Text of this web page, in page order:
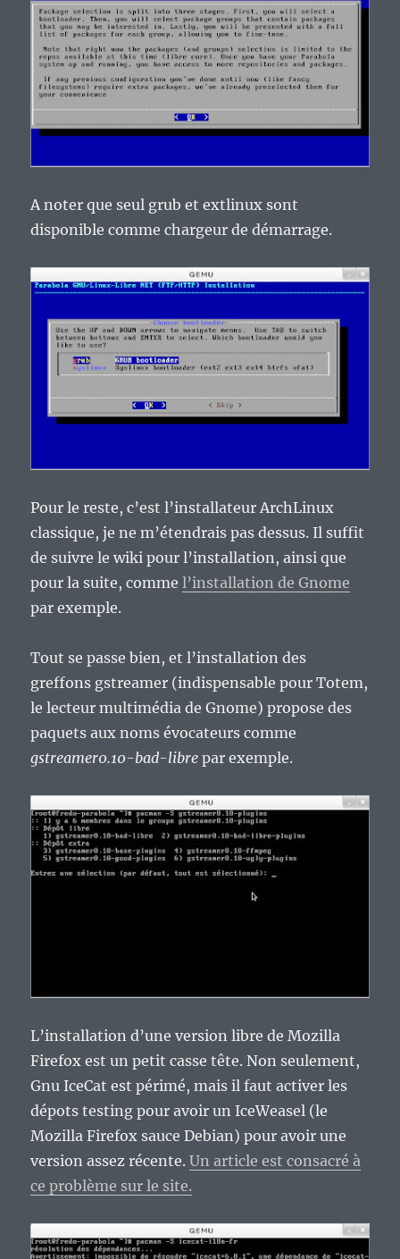
A noter que seul grub et extlinux sont
disponible comme chargeur de démarrage.
Pour le reste, c’est l’installateur ArchLinux
classique, je ne m’étendrais pas dessus. Il suffit
de suivre le wiki pour l’installation, ainsi que
pour la suite, commel’installation de Gnome
par exemple.
Tout se passe bien, et l’installation des
greffons gstreamer (indispensable pour Totem,
le lecteur multimédia de Gnome) propose des
paquets aux noms évocateurs comme
gstreamer0.10-bad-libre par exemple.
L’installation d’une version libre de Mozilla
Firefox est un petit casse tête. Non seulement,
Gnu IceCat est périmé, mais il faut activer les
dépots testing pour avoir un IceWeasel (le
Mozilla Firefox sauce Debian) pour avoir une
version assez récente.Un article est consacré à
ce problème sur le site.